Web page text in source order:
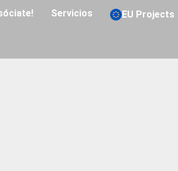
Servicios EU Projects